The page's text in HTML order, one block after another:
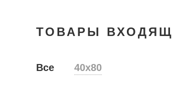
ТОВАРЫ
Все 40х80